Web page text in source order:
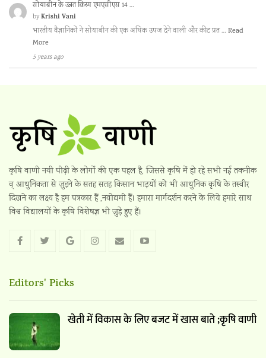
सोयाबीन के उन्नत किस्म एमएसीएस 14 …
byKrishi Vani
भारतीय वैज्ञानिकों ने सोयाबीन की एक अधिक उपज देने वाली और कीट प्रत … Read
More
5 years ago
कृषि वाणी नयी पीढ़ी के लोगों की एक पहल है, जिससे कृषि में हो रहे सभी नई तकनीक
व् आधुनिकता से जुड़ने के सतह सतह किसान भाइयों को भी आधुनिक कृषि के तस्वीर
दिखने का लक्ष्य है हम पत्रकार हैं ,नवोद्यमी हैं। हमारा मार्गदर्शन करने के लिये हमारे साथ
विश्व विद्यालयों के कृषि विशेषज्ञ भी जुड़े हुए हैं।
Editors' Picks
खेती में विकास के लिए बजट में खास बाते ;कृषि वाणी